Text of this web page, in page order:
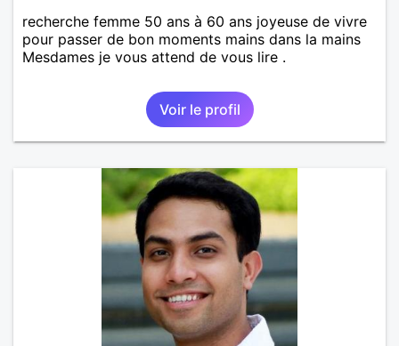
recherche femme 50 ans à 60 ans joyeuse de vivre
pour passer de bon moments mains dans la mains
Mesdames je vous attend de vous lire .
Voir le profil